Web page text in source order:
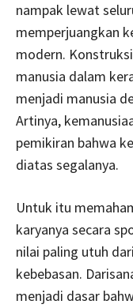
nampak lewat
memperjuangkan
modern.
manusia dalam
menjadi manusia
Artinya,
pemikiran bahwa
diatas segalanya.
Untuk itu
karyanya secara
nilai paling utuh
kebebasan.
menjadi dasar